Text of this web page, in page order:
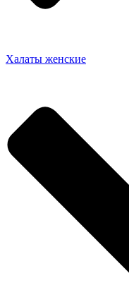
Халаты женские